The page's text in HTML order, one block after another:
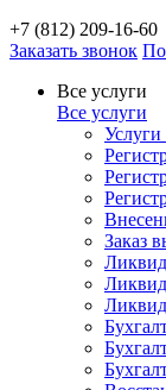
+7 (812) 209-16-60
Заказать звонок
Все услуги
Все услуги
Услуги
Заказ